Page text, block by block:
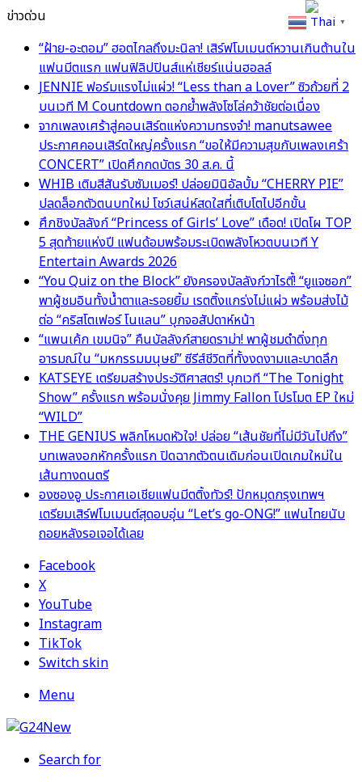
ข่าวด่วน
“ฝ้าย-อะตอม” ฮอตไกลถึงมะนิลา! เสิร์ฟโมเมนต์หวานเกินต้านใน
แฟนมีตแรก แฟนฟิลิปปินส์แห่เชียร์แน่นฮอลล์
JENNIE ฟอร์มแรงไม่แผ่ว! “Less than a Lover” ซิวถ้วยที่ 2
บนเวที M Countdown ตอกย้ำพลังโซโล่คว้าชัยต่อเนื่อง
จากเพลงเศร้าสู่คอนเสิร์ตแห่งความทรงจำ! manutsawee
ประกาศคอนเสิร์ตใหญ่ครั้งแรก “ขอให้มีความสุขกับเพลงเศร้า
CONCERT” เปิดศึกกดบัตร 30 ส.ค. นี้
WHIB เติมสีสันรับซัมเมอร์! ปล่อยมินิอัลบั้ม “CHERRY PIE”
ปลดล็อกตัวตนบทใหม่ โชว์เสน่ห์สดใสที่เติบโตไปอีกขั้น
ศึกชิงบัลลังก์ “Princess of Girls’ Love” เดือด! เปิดโผ TOP
5 สุดท้ายแห่งปี แฟนด้อมพร้อมระเบิดพลังโหวตบนเวที Y
Entertain Awards 2026
“You Quiz on the Block” ยังครองบัลลังก์วาไรตี้! “ยูแจซอก”
พาผู้ชมอินทั้งน้ำตาและรอยยิ้ม เรตติ้งแกร่งไม่แผ่ว พร้อมส่งไม้
ต่อ “คริสโตเฟอร์ โนแลน” บุกจอสัปดาห์หน้า
“แพนเค้ก เขมนิจ” คืนบัลลังก์สายดราม่า! พาผู้ชมดำดิ่งทุก
อารมณ์ใน “มหกรรมมนุษย์” ซีรีส์ชีวิตที่ทั้งงดงามและบาดลึก
KATSEYE เตรียมสร้างประวัติศาสตร์! บุกเวที “The Tonight
Show” ครั้งแรก พร้อมนั่งคุย Jimmy Fallon โปรโมต EP ใหม่
“WILD”
THE GENIUS พลิกโหมดหัวใจ! ปล่อย “เส้นชัยที่ไม่มีวันไปถึง”
บทเพลงอกหักครั้งแรก ปิดฉากตัวตนเดิมก่อนเปิดเกมใหม่ใน
เส้นทางดนตรี
องซองอู ประกาศเอเชียแฟนมีตติ้งทัวร์! ปักหมุดกรุงเทพฯ
เตรียมเสิร์ฟโมเมนต์สุดอบอุ่น “Let’s go-ONG!” แฟนไทยนับ
ถอยหลังรอเจอได้เลย
Facebook
X
YouTube
Instagram
TikTok
Switch skin
Menu
Search for
Thai ▼